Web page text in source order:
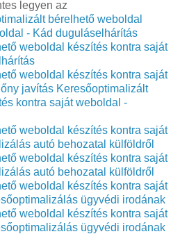
legyen az
bérelhető weboldal
- Kád duguláselhárítás
weboldal készítés kontra saját
weboldal készítés kontra saját
javítás Keresőoptimalizált
kontra saját weboldal -
weboldal készítés kontra saját
autó behozatal külföldről
weboldal készítés kontra saját
autó behozatal külföldről
weboldal készítés kontra saját
ügyvédi irodának
weboldal készítés kontra saját
ügyvédi irodának